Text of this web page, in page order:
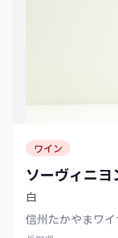
ワイン
ソーヴィニ
白
信州たかやまワイ